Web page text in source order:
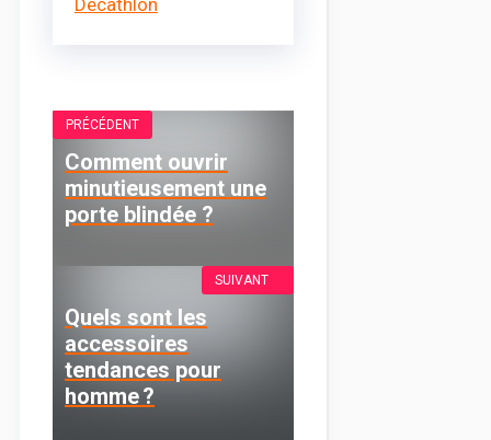
PRÉCÉDENT
Comment ouvrir
minutieusement une
porte blindée ?
Quels sont les
accessoires
tendances pour
homme ?
SUIVANT